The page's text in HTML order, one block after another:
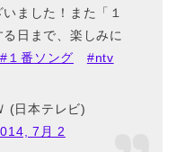
ました！また「１
日まで、楽しみに
#１番ソング #ntv
(日本テレビ)
7月 2